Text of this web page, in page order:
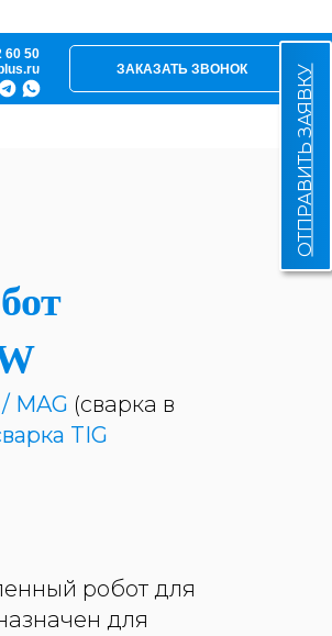
60 50
ЗАКАЗАТЬ ЗВОНОК ОТПРАВИТЬ ЗАЯВКУ
MAG (сварка в
TIG
робот для
для